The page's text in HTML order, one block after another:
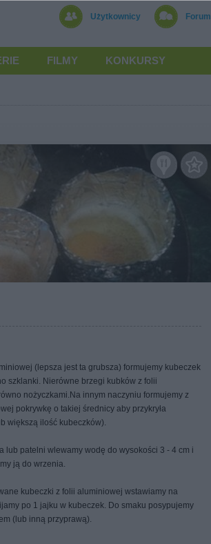
Użytkownicy Forum
FILMY KONKURSY
(lepsza jest ta grubsza) formujemy kubeczek
szklanki. Nierówne brzegi kubków z folii
nożyczkami.Na innym naczyniu formujemy z
pokrywkę o takiej średnicy aby przykryła
większą ilość kubeczków).
lub patelni wlewamy wodę do wysokości 3 - 4 cm i
ją do wrzenia.
kubeczki z folii aluminiowej wstawiamy na
po 1 jajku w kubeczek. Do smaku posypujemy
(lub inną przyprawą).